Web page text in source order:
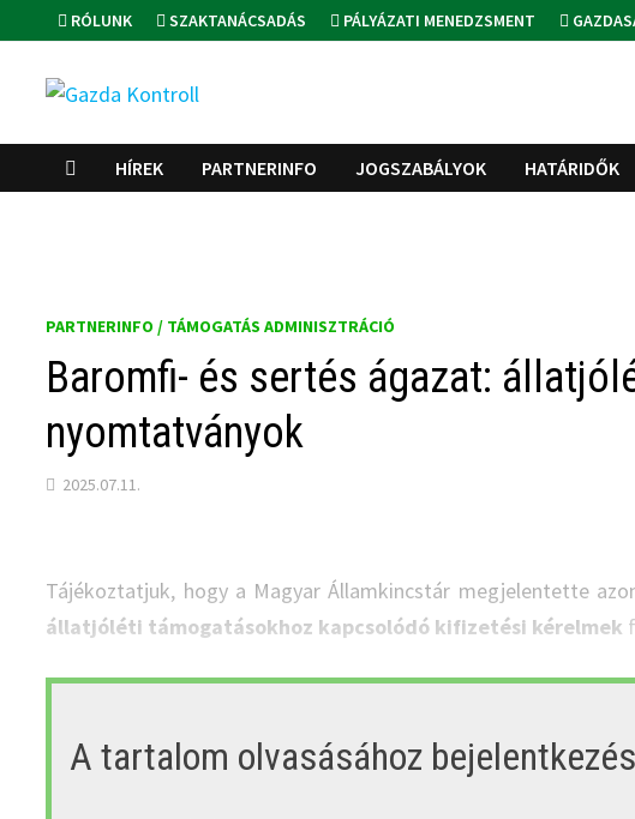
to
content
RÓLUNK SZAKTANÁCSADÁS PÁLYÁZATI MENEDZSMENT
HÍREK PARTNERINFO JOGSZABÁLYOK HATÁRIDŐK
PARTNERINFO / TÁMOGATÁS ADMINISZTRÁCIÓ
Baromfi- és sertés ágazat:
nyomtatványok
2025.07.11.
Tájékoztatjuk, hogy a Magyar Államkincstár megjelentette
állatjóléti támogatásokhoz kapcsolódó kifizetési kérelmek
A tartalom olvasásához